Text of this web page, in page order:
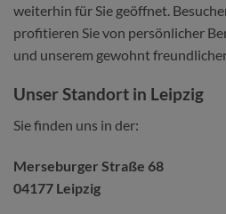
weiterhin für Sie geöffnet.
profitieren Sie von persönlicher
und unserem gewohnt
Unser Standort in Leipzig
Sie finden uns in der:
Merseburger Straße 68
04177 Leipzig